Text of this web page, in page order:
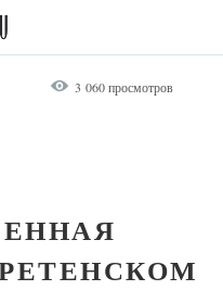
3 060 просмотров